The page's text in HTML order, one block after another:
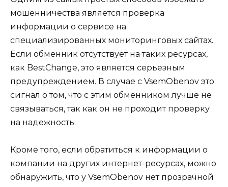
мошенничества является проверка
информации о сервисе на
специализированных мониторинговых сайтах.
Если обменник отсутствует на таких ресурсах,
как BestChange, это является серьезным
предупреждением. В случае с VsemObenov это
сигнал о том, что с этим обменником лучше не
связываться, так как он не проходит проверку
на надежность.
Кроме того, если обратиться к информации о
компании на других интернет-ресурсах, можно
обнаружить, что у VsemObenov нет прозрачной